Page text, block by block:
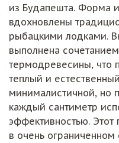
из Будапешта. Форма
вдохновлены
рыбацкими лодками.
выполнена
термодревесины, что
теплый и
минималистичной, но
каждый сантиметр
эффективностью. Этот
в очень